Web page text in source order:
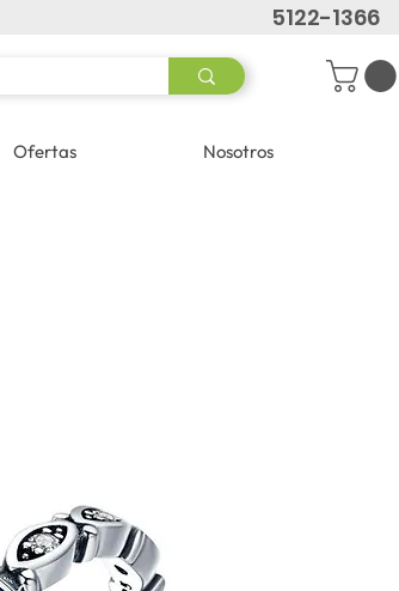
5122-1366
Ofertas Nosotros